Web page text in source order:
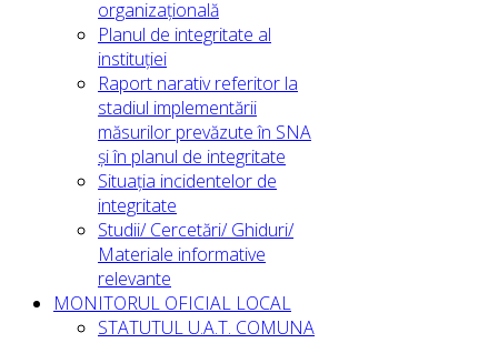
organizațională
Planul de integritate al
instituției
Raport narativ referitor la
stadiul implementării
măsurilor prevăzute în SNA
și în planul de integritate
Situația incidentelor de
integritate
Studii/ Cercetări/ Ghiduri/
Materiale informative
relevante
MONITORUL OFICIAL LOCAL
STATUTUL U.A.T. COMUNA